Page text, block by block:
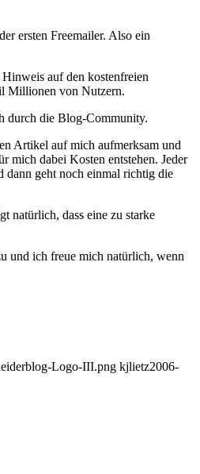
ersten Freemailer. Also ein
auf den kostenfreien
Millionen von Nutzern.
durch die Blog-Community.
Artikel auf mich aufmerksam und
mich dabei Kosten entstehen. Jeder
dann geht noch einmal richtig die
natürlich, dass eine zu starke
und ich freue mich natürlich, wenn
Logo-III.png kjlietz2006-